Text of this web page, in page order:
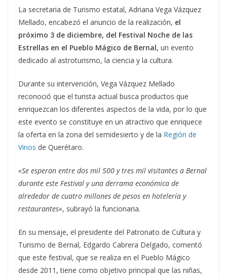
La secretaria de Turismo estatal, Adriana Vega Vázquez
Mellado, encabezó el anuncio de la realización, el
próximo 3 de diciembre, del Festival Noche de las
Estrellas en el Pueblo Mágico de Bernal, un evento
dedicado al astroturismo, la ciencia y la cultura.
Durante su intervención, Vega Vázquez Mellado
reconoció que el turista actual busca productos que
enriquezcan los diferentes aspectos de la vida, por lo que
este evento se constituye en un atractivo que enriquece
la oferta en la zona del semidesierto y de la Región de
Vinos de Querétaro.
«Se esperan entre dos mil 500 y tres mil visitantes a Bernal
durante este Festival y una derrama económica de
alrededor de cuatro millones de pesos en hotelería y
restaurantes», subrayó la funcionaria.
En su mensaje, el presidente del Patronato de Cultura y
Turismo de Bernal, Edgardo Cabrera Delgado, comentó
que este festival, que se realiza en el Pueblo Mágico
desde 2011, tiene como objetivo principal que las niñas,